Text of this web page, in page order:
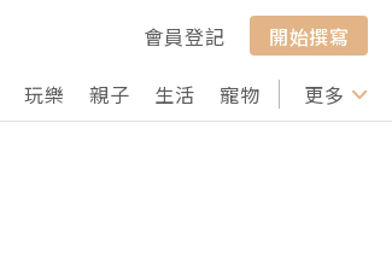
會員登記
開始撰寫
玩樂 親子 生活 寵物 行山 打卡
更多